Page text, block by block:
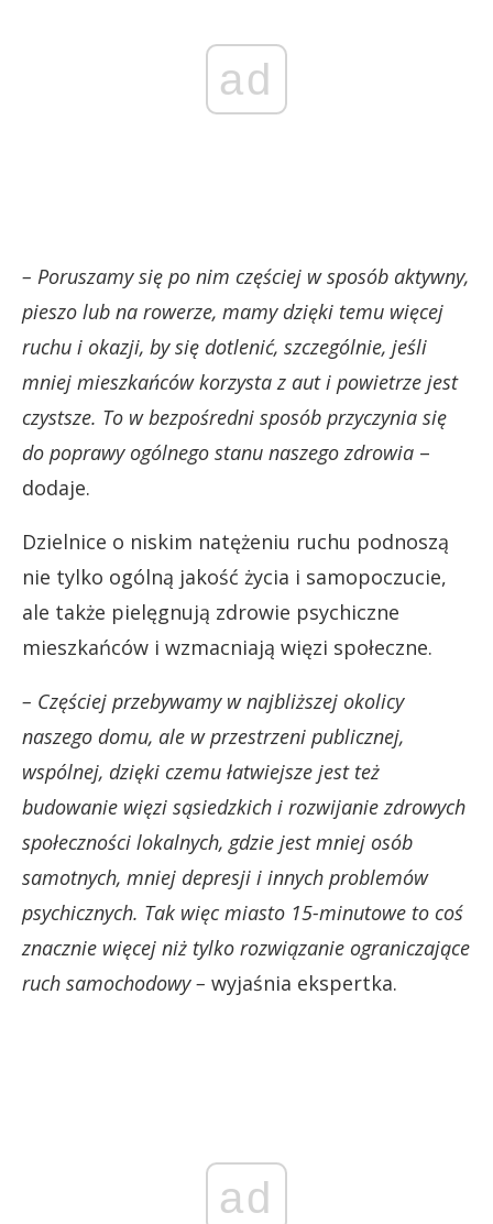
ad
– Poruszamy się po nim częściej w sposób aktywny,
pieszo lub na rowerze, mamy dzięki temu więcej
ruchu i okazji, by się dotlenić, szczególnie, jeśli
mniej mieszkańców korzysta z aut i powietrze jest
czystsze. To w bezpośredni sposób przyczynia się
do poprawy ogólnego stanu naszego zdrowia –
dodaje.
Dzielnice o niskim natężeniu ruchu podnoszą
nie tylko ogólną jakość życia i samopoczucie,
ale także pielęgnują zdrowie psychiczne
mieszkańców i wzmacniają więzi społeczne.
– Częściej przebywamy w najbliższej okolicy
naszego domu, ale w przestrzeni publicznej,
wspólnej, dzięki czemu łatwiejsze jest też
budowanie więzi sąsiedzkich i rozwijanie zdrowych
społeczności lokalnych, gdzie jest mniej osób
samotnych, mniej depresji i innych problemów
psychicznych. Tak więc miasto 15-minutowe to coś
znacznie więcej niż tylko rozwiązanie ograniczające
ruch samochodowy – wyjaśnia ekspertka.
ad